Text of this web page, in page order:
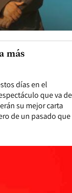
días en el
que va de
su mejor carta
de un pasado que
más